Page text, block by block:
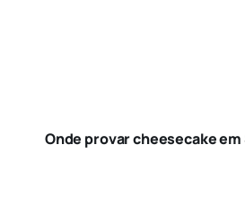
Onde provar cheesecake em